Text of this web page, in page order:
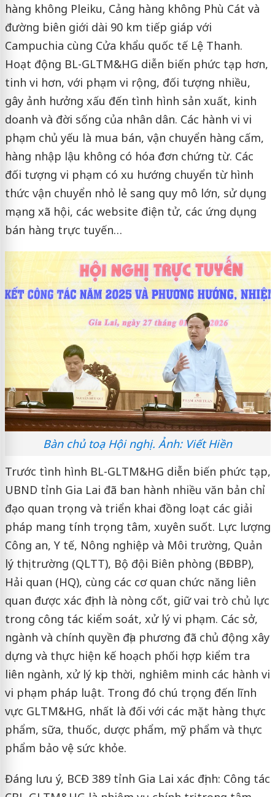
hàng không Pleiku, Cảng hàng không Phù Cát và
đường biên giới dài 90 km tiếp giáp với
Campuchia cùng Cửa khẩu quốc tế Lệ Thanh.
Hoạt động BL-GLTM&HG diễn biến phức tạp hơn,
tinh vi hơn, với phạm vi rộng, đối tượng nhiều,
gây ảnh hưởng xấu đến tình hình sản xuất, kinh
doanh và đời sống của nhân dân. Các hành vi vi
phạm chủ yếu là mua bán, vận chuyển hàng cấm,
hàng nhập lậu không có hóa đơn chứng từ. Các
đối tượng vi phạm có xu hướng chuyển từ hình
thức vận chuyển nhỏ lẻ sang quy mô lớn, sử dụng
mạng xã hội, các website điện tử, các ứng dụng
bán hàng trực tuyến…
Bàn chủ toạ Hội nghị. Ảnh: Viết Hiền
Trước tình hình BL-GLTM&HG diễn biến phức tạp,
UBND tỉnh Gia Lai đã ban hành nhiều văn bản chỉ
đạo quan trọng và triển khai đồng loạt các giải
pháp mang tính trọng tâm, xuyên suốt. Lực lượng
Công an, Y tế, Nông nghiệp và Môi trường, Quản
lý thị trường (QLTT), Bộ đội Biên phòng (BĐBP),
Hải quan (HQ), cùng các cơ quan chức năng liên
quan được xác định là nòng cốt, giữ vai trò chủ lực
trong công tác kiểm soát, xử lý vi phạm. Các sở,
ngành và chính quyền địa phương đã chủ động xây
dựng và thực hiện kế hoạch phối hợp kiểm tra
liên ngành, xử lý kịp thời, nghiêm minh các hành vi
vi phạm pháp luật. Trong đó chú trọng đến lĩnh
vực GLTM&HG, nhất là đối với các mặt hàng thực
phẩm, sữa, thuốc, dược phẩm, mỹ phẩm và thực
phẩm bảo vệ sức khỏe.
Đáng lưu ý, BCĐ 389 tỉnh Gia Lai xác định: Công tác